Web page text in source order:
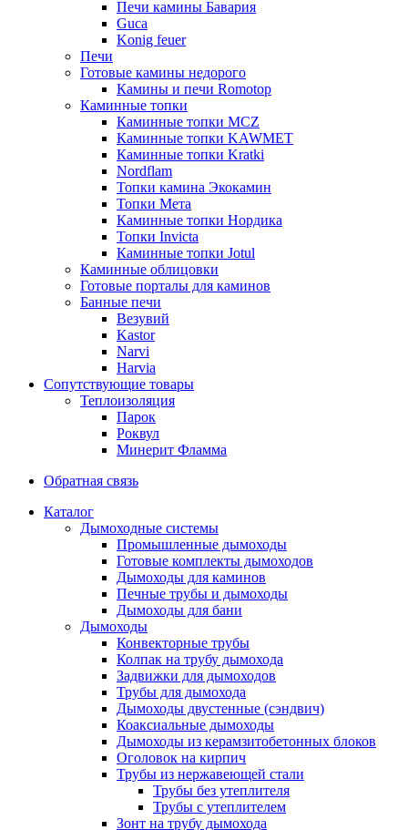
Печи камины Бавария
Guca
Konig feuer
Печи
Готовые камины недорого
Камины и печи Romotop
Каминные топки
Каминные топки MCZ
Каминные топки KAWMET
Каминные топки Kratki
Nordflam
Топки камина Экокамин
Топки Мета
Каминные топки Нордика
Топки Invicta
Каминные топки Jotul
Каминные облицовки
Готовые порталы для каминов
Банные печи
Везувий
Kastor
Narvi
Harvia
Сопутствующие товары
Теплоизоляция
Парок
Роквул
Минерит Фламма
Обратная связь
Каталог
Дымоходные системы
Промышленные дымоходы
Готовые комплекты дымоходов
Дымоходы для каминов
Печные трубы и дымоходы
Дымоходы для бани
Дымоходы
Конвекторные трубы
Колпак на трубу дымохода
Задвижки для дымоходов
Трубы для дымохода
Дымоходы двустенные (сэндвич)
Коаксиальные дымоходы
Дымоходы из керамзитобетонных блоков
Оголовок на кирпич
Трубы из нержавеющей стали
Трубы без утеплителя
Трубы с утеплителем
Зонт на трубу дымохода